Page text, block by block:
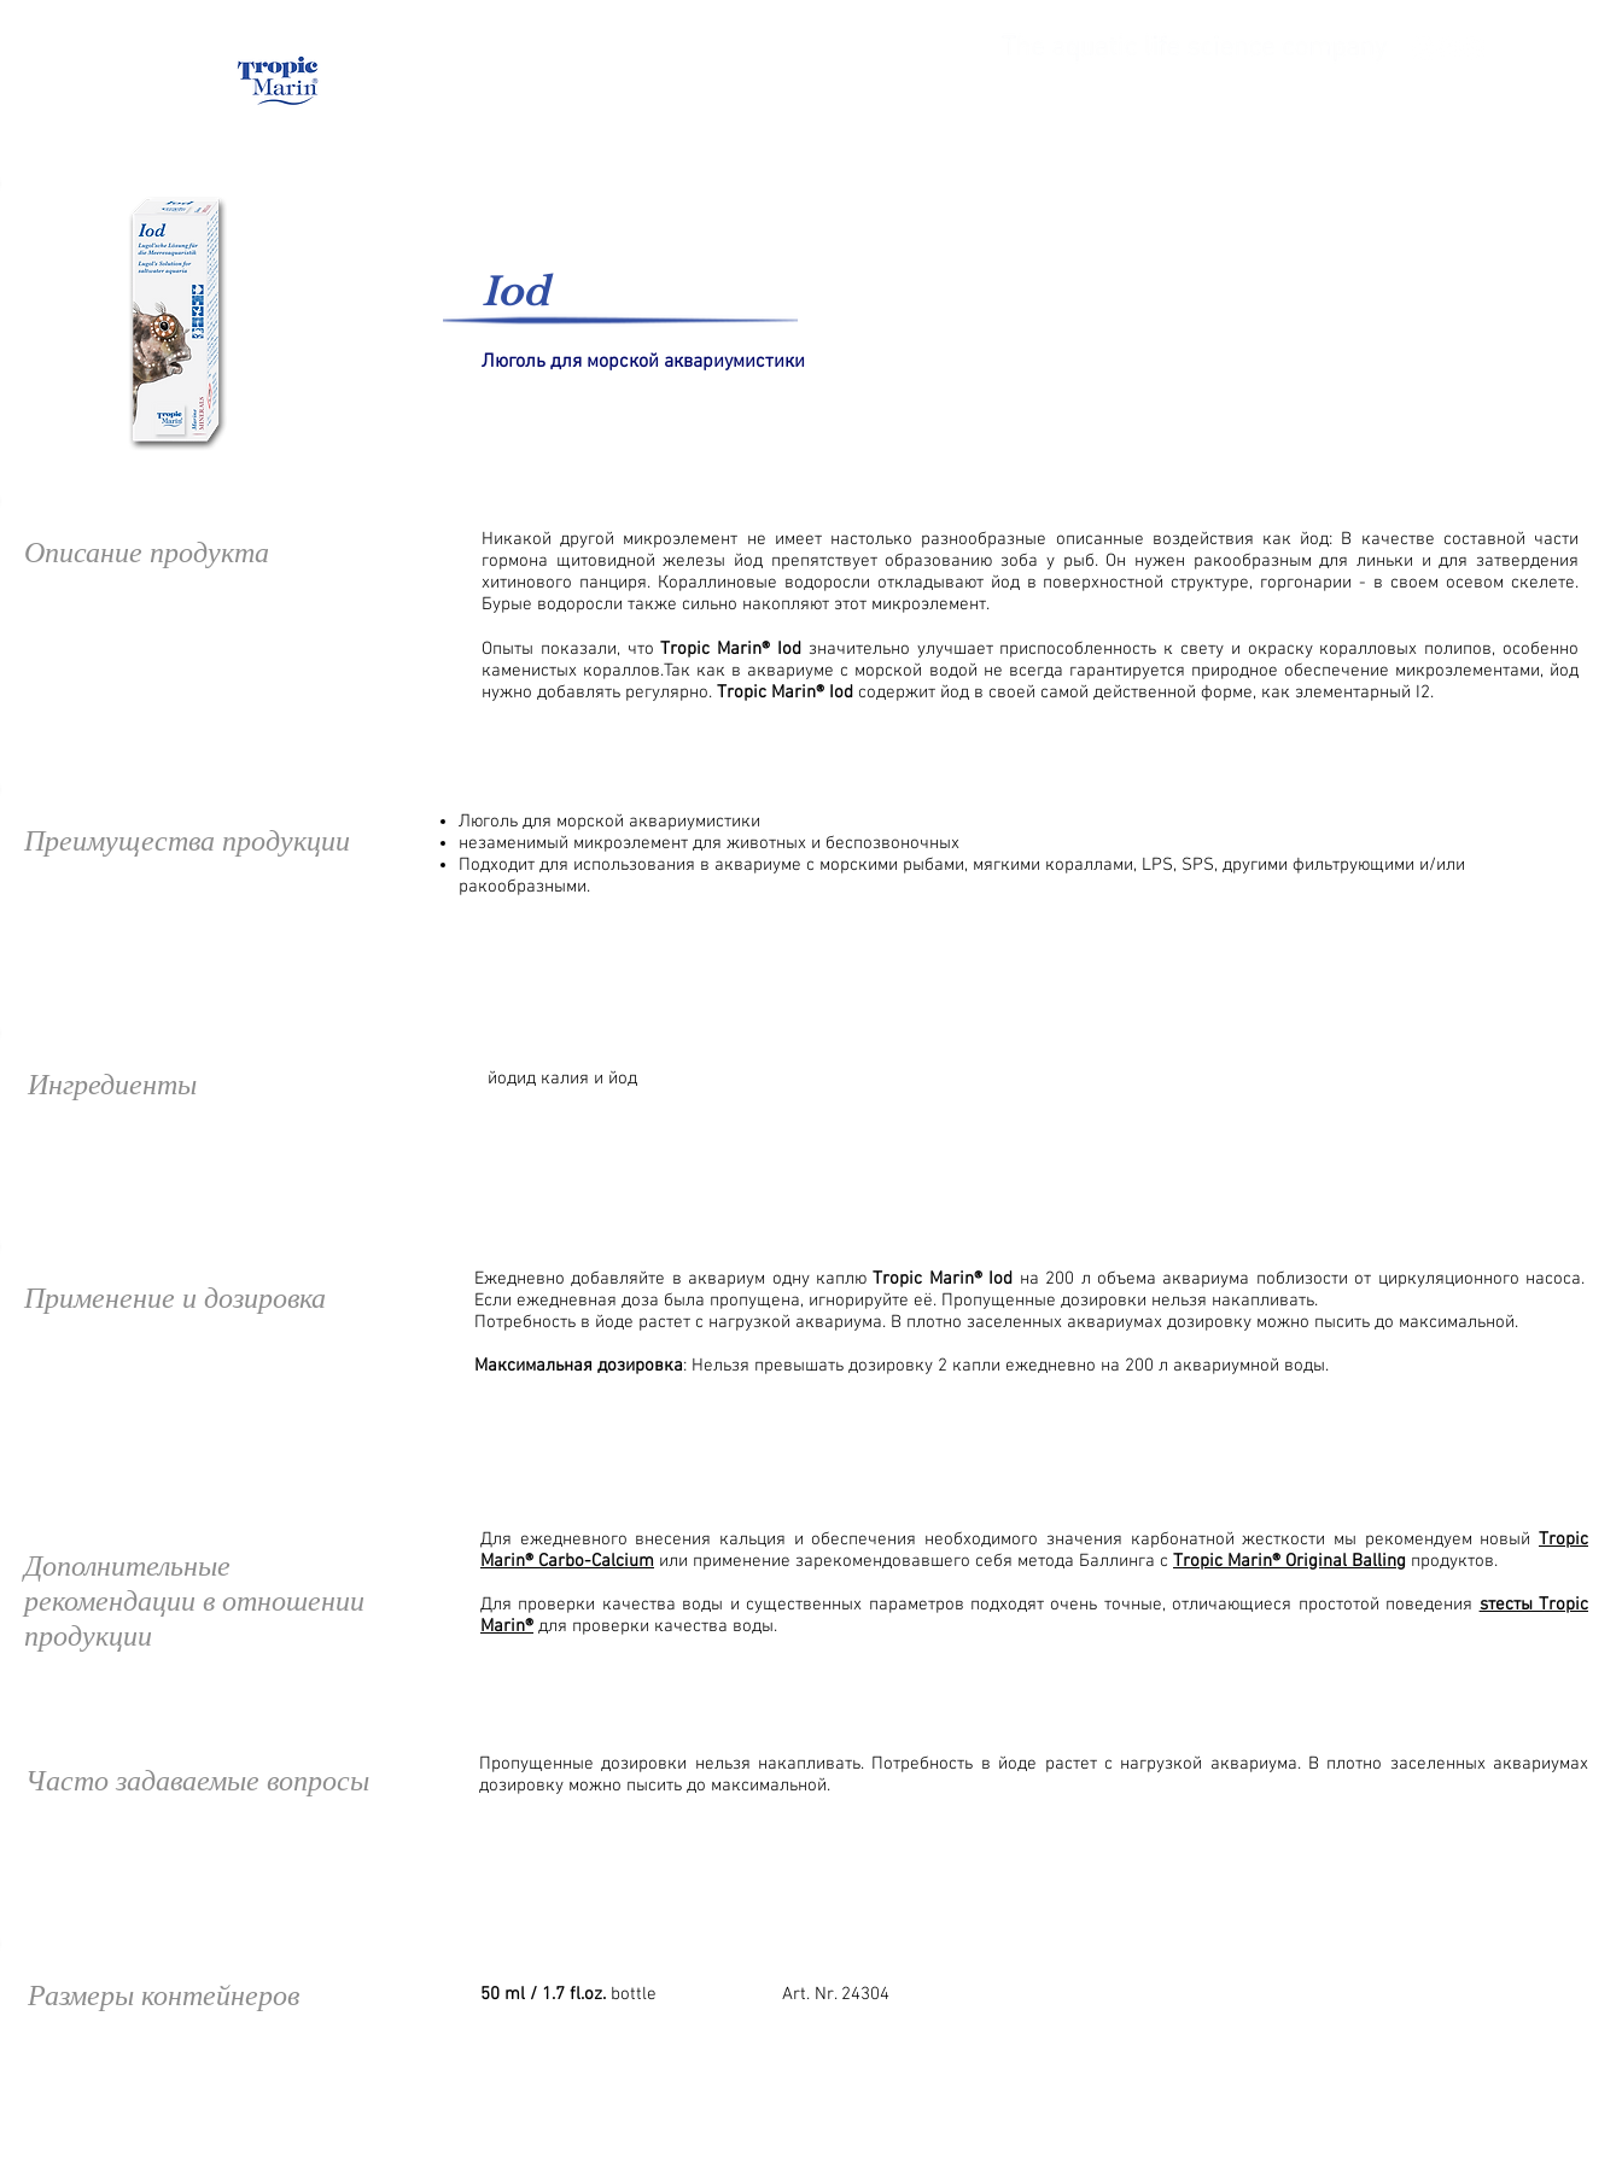
Iod
Люголь для морской аквариумистики
Описание продукта
Никакой другой микроэлемент не имеет настолько разнообразные описанные воздействия как йод: В качестве составной части
гормона щитовидной железы йод препятствует образованию зоба у рыб. Он нужен ракообразным для линьки и для затвердения
хитинового панциря. Кораллиновые водоросли откладывают йод в поверхностной структуре, горгонарии - в своем осевом скелете.
Бурые водоросли также сильно накопляют этот микроэлемент.
Опыты показали, чтоTropic Marin® Iod значительно улучшает приспособленность к свету и окраску коралловых полипов, особенно
каменистых кораллов.Так как в аквариуме с морской водой не всегда гарантируется природное обеспечение микроэлементами, йод
нужно добавлять регулярно. Tropic Marin® Iod содержит йод в своей самой действенной форме, как элементарный I2.
Преимущества продукции
Люголь для морской аквариумистики
незаменимый микроэлемент для животных и беспозвоночных
Подходит для использования в аквариуме с морскими рыбами, мягкими кораллами, LPS, SPS, другими фильтрующими и/или
ракообразными.
Ингредиенты йодид калия и йод
Применение и дозировка
Ежедневно добавляйте в аквариум одну каплю Tropic Marin® Iod на 200 л объема аквариума поблизости от циркуляционного насоса.
Если ежедневная доза была пропущена, игнорируйте её. Пропущенные дозировки нельзя накапливать.
Потребность в йоде растет с нагрузкой аквариума. В плотно заселенных аквариумах дозировку можно пысить до максимальной.
Максимальная дозировка: Нельзя превышать дозировку 2 капли ежедневно на 200 л аквариумной воды.
Дополнительные
рекомендации в отношении
продукции
Для ежедневного внесения кальция и обеспечения необходимого значения карбонатной жесткости мы рекомендуем новый Tropic
Marin® Carbo-Calcium или применение зарекомендовавшего себя метода Баллинга с Tropic Marin® Original Balling продуктов.
Для проверки качества воды и существенных параметров подходят очень точные, отличающиеся простотой поведения sтесты Tropic
Marin® для проверки качества воды.
Часто задаваемые вопросы
Пропущенные дозировки нельзя накапливать. Потребность в йоде растет с нагрузкой аквариума. В плотно заселенных аквариумах
дозировку можно пысить до максимальной.
Размеры контейнеров 50 ml / 1.7 fl.oz. bottle Art. Nr. 24304